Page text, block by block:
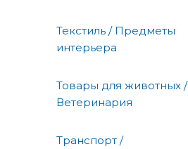
Текстиль / Предметы
интерьера
Товары для животных /
Ветеринария
Транспорт /